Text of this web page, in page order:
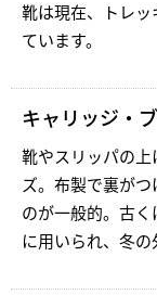
靴は現在、トレッ
ています。
キャリッジ・
靴やスリッパの
ズ。布製で裏が
のが一般的。古
に用いられ、冬の